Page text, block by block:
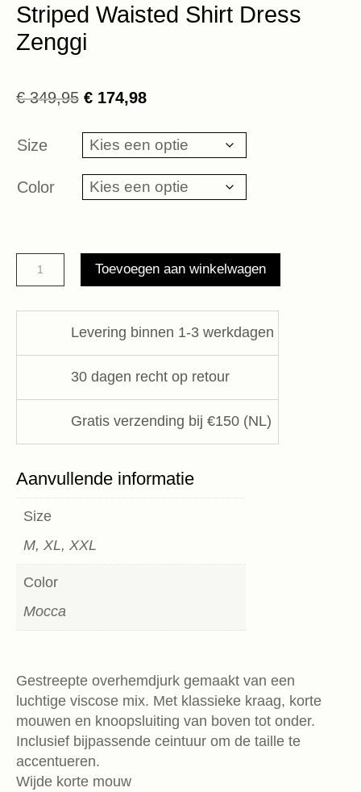
Striped Waisted Shirt Dress
Zenggi
€349,95 Oorspronkelijke
was:
€ 349,95.
€ 174,98Huidige
is:
€ 174,98.
Size
Color
Striped
Waisted
Toevoegen aan winkelwagen
Levering binnen 1-3 werkdagen
30 dagen recht op retour
Gratis verzending bij €150 (NL)
Aanvullende informatie
Size
M, XL, XXL
Color
Mocca
Gestreepte overhemdjurk gemaakt van een
luchtige viscose mix. Met klassieke kraag, korte
mouwen en knoopsluiting van boven tot onder.
Inclusief bijpassende ceintuur om de taille te
accentueren.
Wijde korte mouw